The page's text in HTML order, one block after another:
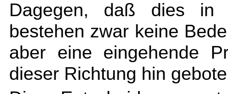
Dagegen, daß dies in
bestehen zwar keine
aber eine eingehende
dieser Richtung hin